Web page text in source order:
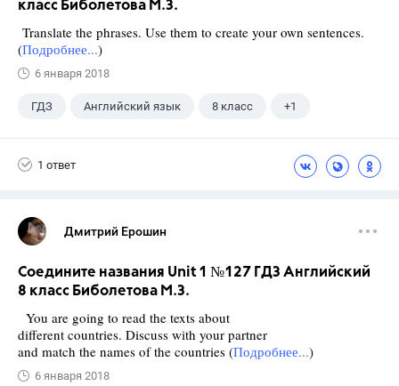
класс Биболетова М.З.
Translate the phrases. Use them to create your own sentences.
(Подробнее...)
6 января 2018
ГДЗ Английский язык 8 класс +1
1 ответ
Дмитрий Ерошин
Соедините названия Unit 1 №127 ГДЗ Английский
8 класс Биболетова М.З.
You are going to read the texts about
different countries. Discuss with your partner
and match the names of the countries (Подробнее...)
6 января 2018